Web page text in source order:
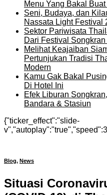
Menu Yang Bakal
Seni, Budaya, dan
Nassata Light Festival
Sektor Pariwisata
Dari Festival
Melihat Keajaiban
Pertunjukan Tradisi
Modern
Kamu Gak Bakal
Di Hotel Ini
Efek Liburan
Bandara & Stasiun
{"ticker_effect":"slide-
Blog, News
Situasi